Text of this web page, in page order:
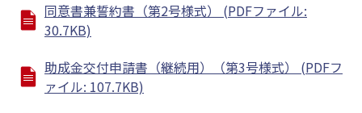
同意書兼誓約書（第2号様式） (PDFファイル:
30.7KB)
助成金交付申請書（継続用）（第3号様式） (PDFフ
ァイル: 107.7KB)